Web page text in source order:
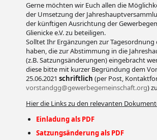
Gerne möchten wir Euch allen die
der Umsetzung der
der künftigen Ausrichtung der
Glienicke e.V. zu beteiligen.
Solltet Ihr Ergänzungen zur Tagesordnung
haben, die zur Abstimmung in die
(z.B. Satzungsänderungen) eingebracht
diese bitte mit kurzer Begründung dem
25.06.2021 schriftlich (per Post,
vorstandgg@gewerbegemeinschaft.org)
Hier die Links zu den relevanten
Einladung als PDF
Satzungsänderung als PDF